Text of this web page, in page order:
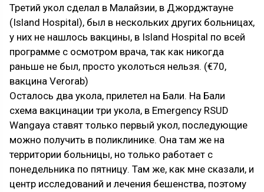
Третий укол сделал в Малайзии, в Джорджтауне
(Island Hospital), был в нескольких других больницах,
у них не нашлось вакцины, в Island Hospital по всей
программе с осмотром врача, так как никогда
раньше не был, просто уколоться нельзя. (€70,
вакцина Verorab)
Осталось два укола, прилетел на Бали. На Бали
схема вакцинации три укола, в Emergency RSUD
Wangaya ставят только первый укол, последующие
можно получить в поликлинике. Она там же на
территории больницы, но только работает с
понедельника по пятницу. Там же, как мне сказали, и
центр исследований и лечения бешенства, поэтому